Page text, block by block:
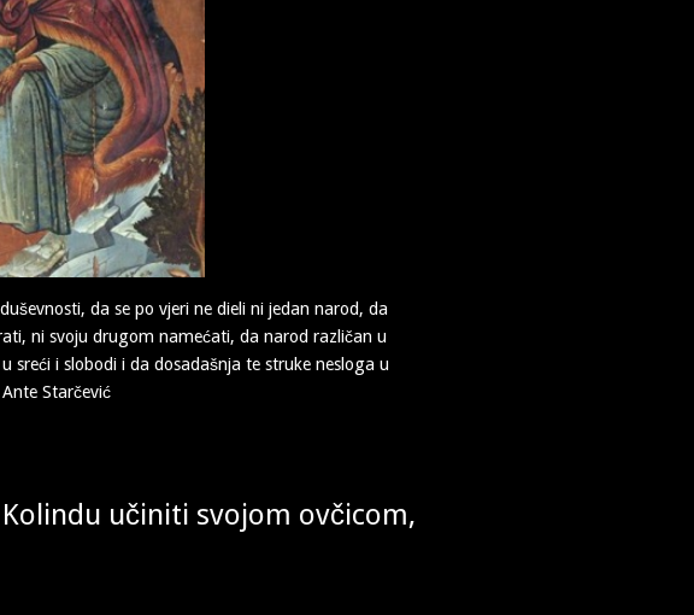
da se po vjeri ne dieli ni jedan narod, da
ni svoju drugom namećati, da narod različan u
sreći i slobodi i da dosadašnja te struke nesloga u
Starčević
učiniti svojom ovčicom,